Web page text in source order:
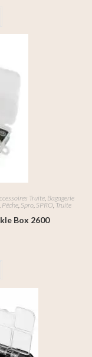
Truite, Bagagerie
Pêche, Spro, SPRO, Truite
Box 2600